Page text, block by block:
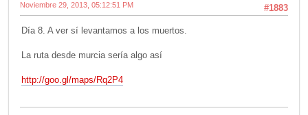
#1883
Noviembre 29, 2013, 05:12:51 PM
Día 8. A ver sí levantamos a los muertos.
La ruta desde murcia sería algo así
http://goo.gl/maps/Rq2P4